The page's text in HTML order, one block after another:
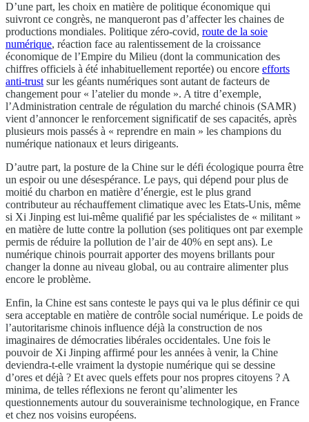
D’une part, les choix en matière de politique économique qui
suivront ce congrès, ne manqueront pas d’affecter les chaines de
productions mondiales. Politique zéro-covid, route de la soie
numérique, réaction face au ralentissement de la croissance
économique de l’Empire du Milieu (dont la communication des
chiffres officiels à été inhabituellement reportée) ou encore efforts
anti-trust sur les géants numériques sont autant de facteurs de
changement pour « l’atelier du monde ». A titre d’exemple,
l’Administration centrale de régulation du marché chinois (SAMR)
vient d’annoncer le renforcement significatif de ses capacités, après
plusieurs mois passés à « reprendre en main » les champions du
numérique nationaux et leurs dirigeants.
D’autre part, la posture de la Chine sur le défi écologique pourra être
un espoir ou une désespérance. Le pays, qui dépend pour plus de
moitié du charbon en matière d’énergie, est le plus grand
contributeur au réchauffement climatique avec les Etats-Unis, même
si Xi Jinping est lui-même qualifié par les spécialistes de « militant »
en matière de lutte contre la pollution (ses politiques ont par exemple
permis de réduire la pollution de l’air de 40% en sept ans). Le
numérique chinois pourrait apporter des moyens brillants pour
changer la donne au niveau global, ou au contraire alimenter plus
encore le problème.
Enfin, la Chine est sans conteste le pays qui va le plus définir ce qui
sera acceptable en matière de contrôle social numérique. Le poids de
l’autoritarisme chinois influence déjà la construction de nos
imaginaires de démocraties libérales occidentales. Une fois le
pouvoir de Xi Jinping affirmé pour les années à venir, la Chine
deviendra-t-elle vraiment la dystopie numérique qui se dessine
d’ores et déjà ? Et avec quels effets pour nos propres citoyens ? A
minima, de telles réflexions ne feront qu’alimenter les
questionnements autour du souverainisme technologique, en France
et chez nos voisins européens.